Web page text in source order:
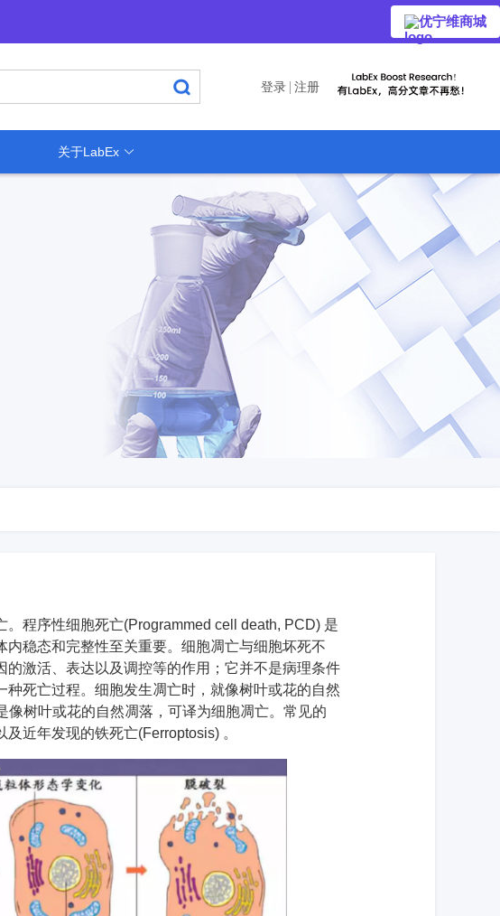
优宁维商城
登录 注册
关于LabEx
程序性细胞死亡(Programmed cell death, PCD) 是
稳态和完整性至关重要。细胞凋亡与细胞坏死不
激活、表达以及调控等的作用；它并不是病理条件
死亡过程。细胞发生凋亡时，就像树叶或花的自然
像树叶或花的自然凋落，可译为细胞凋亡。常见的
近年发现的铁死亡(Ferroptosis) 。